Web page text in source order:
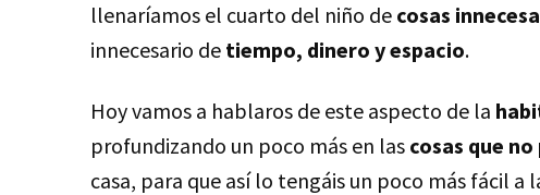
llenaríamos el cuarto del niño de cosas
innecesario de tiempo, dinero y espacio.
Hoy vamos a hablaros de este aspecto de la
profundizando un poco más en las cosas que
casa, para que así lo tengáis un poco más fácil a